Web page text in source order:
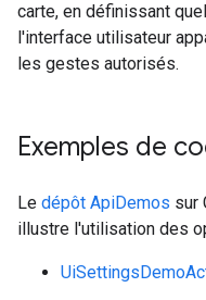
carte, en définissant
l'interface utilisateur
les gestes autorisés.
Exemples de
Le dépôt ApiDemos sur
illustre l'utilisation des